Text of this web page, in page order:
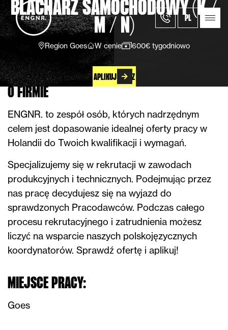
PL
BLACHARZ SAMOCHODOWY (K /
M / N)
Region Goes W cenie 600€ tygodniowo
APLIKUJ TERAZ
O FIRMIE
ENGNR. to zespół osób, których nadrzędnym
celem jest dopasowanie idealnej oferty pracy w
Holandii do Twoich kwalifikacji i wymagań.
Specjalizujemy się w rekrutacji w zawodach
produkcyjnych i technicznych. Podejmując przez
nas pracę decydujesz się na wyjazd do
sprawdzonych Pracodawców. Podczas całego
procesu rekrutacyjnego i zatrudnienia możesz
liczyć na wsparcie naszych polskojęzycznych
koordynatorów. Sprawdź ofertę i aplikuj!
MIEJSCE PRACY:
Goes